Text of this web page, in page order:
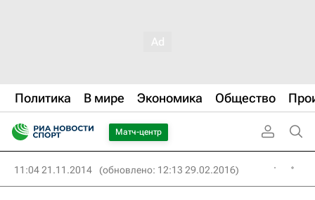
Политика В мире Экономика Общество
Матч-центр
11:04 21.11.2014 (обновлено: 12:13 29.02.2016)